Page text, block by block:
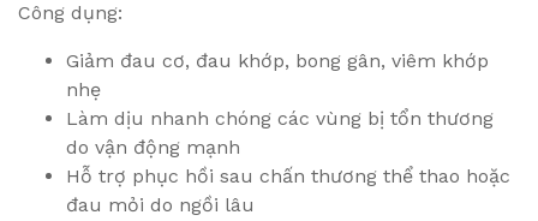
Công dụng:
Giảm đau cơ, đau khớp, bong gân, viêm khớp
nhẹ
Làm dịu nhanh chóng các vùng bị tổn thương
do vận động mạnh
Hỗ trợ phục hồi sau chấn thương thể thao hoặc
đau mỏi do ngồi lâu